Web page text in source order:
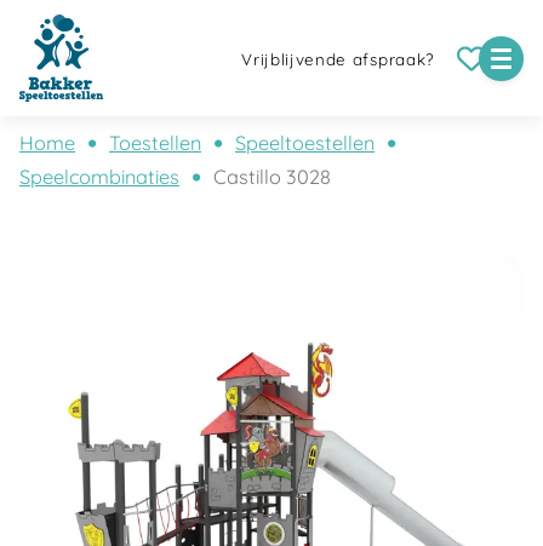
Vrijblijvende afspraak?
Home Toestellen
Speeltoestellen
Speelcombinaties
Castillo 3028